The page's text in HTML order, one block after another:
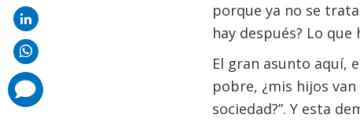
porque ya no se trata
hay después? Lo
El gran asunto aquí,
pobre, ¿mis hijos
sociedad?”. Y esta
comments
added